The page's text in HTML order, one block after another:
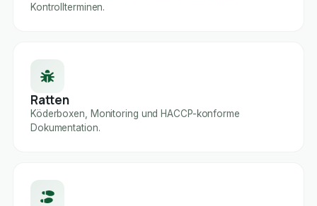
Kontrollterminen.
Ratten
Köderboxen, Monitoring und HACCP-konforme
Dokumentation.